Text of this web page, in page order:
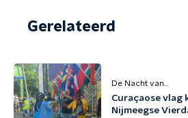
Gerelateerd
De Nacht van...
Curaçaose vlag
Nijmeegse